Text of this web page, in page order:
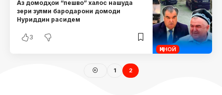
ҶИНОӢ
Аз домодҳои “пешво” халос нашуда
зери зулми бародарони домоди
Нуриддин расидем
3
1 2